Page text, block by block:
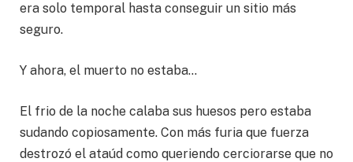
era solo temporal hasta conseguir un sitio más
seguro.
Y ahora, el muerto no estaba…
El frio de la noche calaba sus huesos pero estaba
sudando copiosamente. Con más furia que fuerza
destrozó el ataúd como queriendo cerciorarse que no